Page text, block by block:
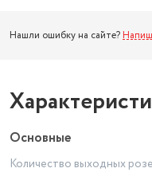
Нашли ошибку на сайте?
Основные
Количество выходных